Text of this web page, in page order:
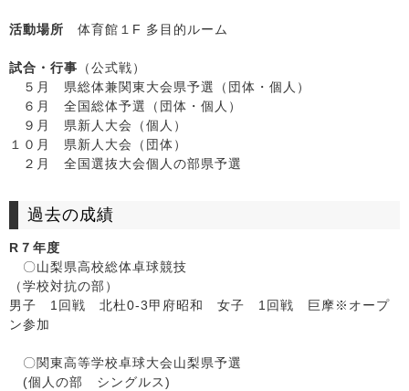
活動場所 体育館１F 多目的ルーム
試合・行事 （公式戦）
５月 県総体兼関東大会県予選（団体・個人）
６月 全国総体予選（団体・個人）
９月 県新人大会（個人）
１０月 県新人大会（団体）
２月 全国選抜大会個人の部県予選
過去の成績
R７年度
〇山梨県高校総体卓球競技
（学校対抗の部）
男子 1回戦 北杜0-3甲府昭和 女子 1回戦 巨摩※オープ
ン参加
〇関東高等学校卓球大会山梨県予選
(個人の部 シングルス)